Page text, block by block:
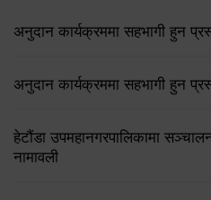
अनुदान कार्यक्रममा सहभागी हुन
अनुदान कार्यक्रममा सहभागी हुन
हेटौंडा उपमहानगरपालिकामा
नामावली